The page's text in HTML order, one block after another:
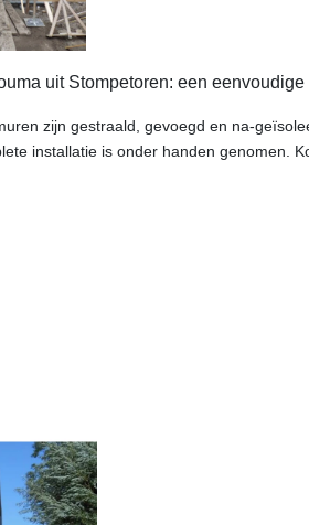
uit Stompetoren: een
zijn gestraald, gevoegd en na-
installatie is onder handen genomen.